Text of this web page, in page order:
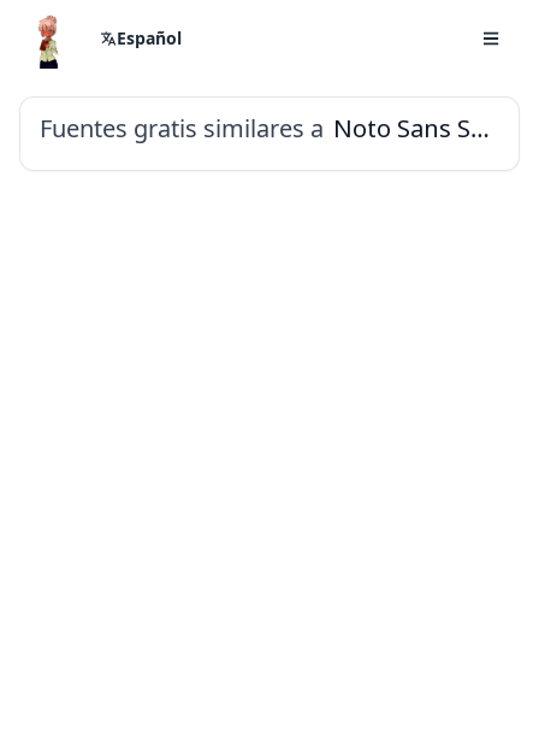
Español
Fuentes gratis similares a Noto Sans Syriac Eastern